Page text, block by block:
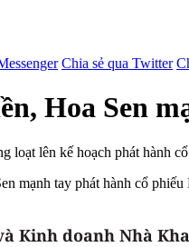
Chia sẻ qua Twitter
Hoa Sen
loạt lên kế hoạch phát hành
Kinh doanh Nhà